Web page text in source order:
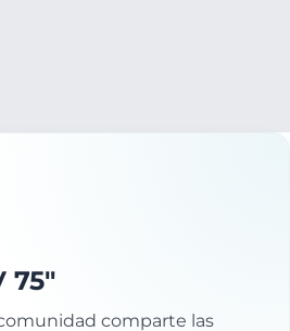
75"
comparte las